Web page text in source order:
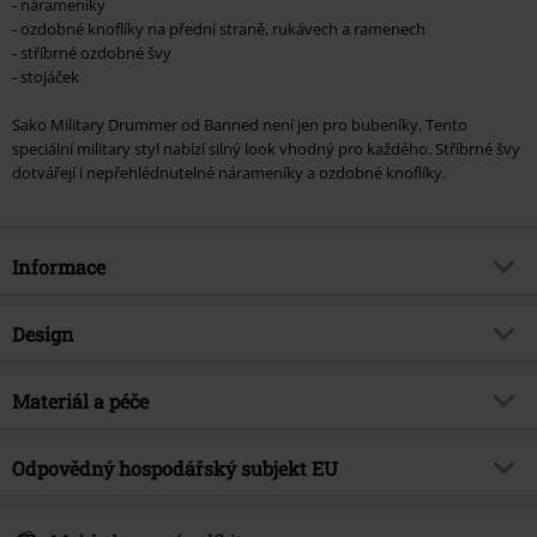
- nárameníky
- ozdobné knoflíky na přední straně, rukávech a ramenech
- stříbrné ozdobné švy
- stojáček
Sako Military Drummer od Banned není jen pro bubeníky. Tento
speciální military styl nabízí silný look vhodný pro každého. Stříbrné švy
dotvářejí i nepřehlédnutelné nárameníky a ozdobné knoflíky.
Informace
Zboží č.
Brand
Steampunk, Industrial
Design
Typ výrobku
Detaily
Ozdobné švy, Ozdobní knoflíky, S
Výstřih
Materiál a péče
Vrchní materiál
100% bavlna
Odpovědný hospodářský subjekt EU